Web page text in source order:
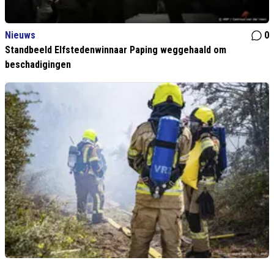
Nieuws
0
Standbeeld Elfstedenwinnaar Paping weggehaald om
beschadigingen